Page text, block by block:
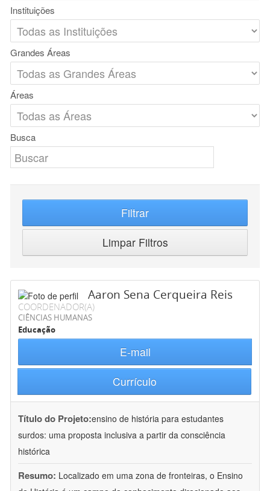
Instituições
Grandes Áreas
Áreas
Busca
Filtrar
Limpar Filtros
Aaron Sena Cerqueira Reis
COORDENADOR(A)
CIÊNCIAS HUMANAS
Educação
E-mail
Currículo
Título do Projeto:ensino de história para estudantes
surdos: uma proposta inclusiva a partir da consciência
histórica
Resumo: Localizado em uma zona de fronteiras, o Ensino